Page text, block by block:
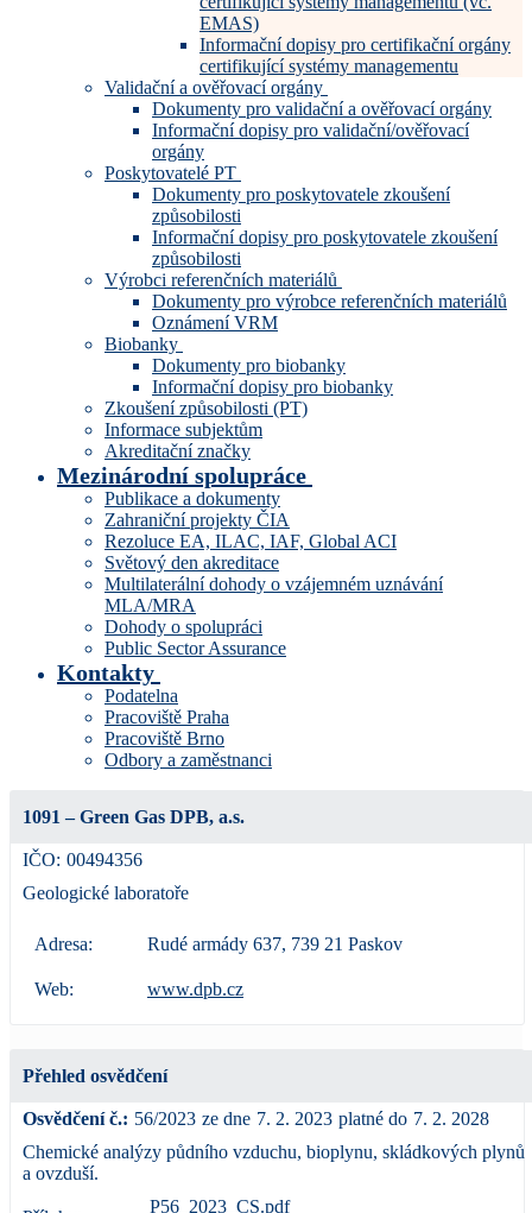
EMAS)
Informační dopisy pro certifikační orgány
certifikující systémy managementu
Validační a ověřovací orgány
Dokumenty pro validační a ověřovací orgány
Informační dopisy pro validační/ověřovací
orgány
Poskytovatelé PT
Dokumenty pro poskytovatele zkoušení
způsobilosti
Informační dopisy pro poskytovatele zkoušení
způsobilosti
Výrobci referenčních materiálů
Dokumenty pro výrobce referenčních materiálů
Oznámení VRM
Biobanky
Dokumenty pro biobanky
Informační dopisy pro biobanky
Zkoušení způsobilosti (PT)
Informace subjektům
Akreditační značky
Mezinárodní spolupráce
Publikace a dokumenty
Zahraniční projekty ČIA
Rezoluce EA, ILAC, IAF, Global ACI
Světový den akreditace
Multilaterální dohody o vzájemném uznávání
MLA/MRA
Dohody o spolupráci
Public Sector Assurance
Kontakty
Podatelna
Pracoviště Praha
Pracoviště Brno
Odbory a zaměstnanci
1091 – Green Gas DPB, a.s.
IČO: 00494356
Geologické laboratoře
Adresa: Rudé armády 637, 739 21 Paskov
Web: www.dpb.cz
Přehled osvědčení
Osvědčení č.: 56/2023 ze dne 7. 2. 2023 platné do 7. 2. 2028
Chemické analýzy půdního vzduchu, bioplynu, skládkových plynů
a ovzduší.
P56_2023_CS.pdf